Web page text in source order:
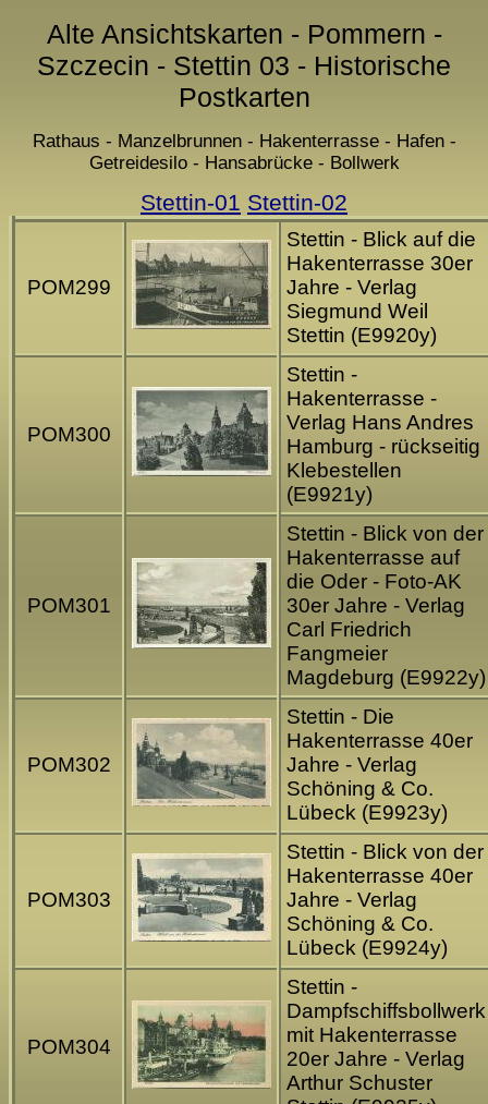
Alte Ansichtskarten - Pommern -
Szczecin - Stettin 03 - Historische
Postkarten
Rathaus - Manzelbrunnen - Hakenterrasse - Hafen -
Getreidesilo - Hansabrücke - Bollwerk
Stettin-01 Stettin-02
POM299
Stettin - Blick auf die
Hakenterrasse 30er
Jahre - Verlag
Siegmund Weil
Stettin (E9920y)
POM300
Stettin -
Hakenterrasse -
Verlag Hans Andres
Hamburg - rückseitig
Klebestellen
(E9921y)
POM301
Stettin - Blick von der
Hakenterrasse auf
die Oder - Foto-AK
30er Jahre - Verlag
Carl Friedrich
Fangmeier
Magdeburg (E9922y)
POM302
Stettin - Die
Hakenterrasse 40er
Jahre - Verlag
Schöning & Co.
Lübeck (E9923y)
POM303
Stettin - Blick von der
Hakenterrasse 40er
Jahre - Verlag
Schöning & Co.
Lübeck (E9924y)
POM304
Stettin -
Dampfschiffsbollwerk
mit Hakenterrasse
20er Jahre - Verlag
Arthur Schuster